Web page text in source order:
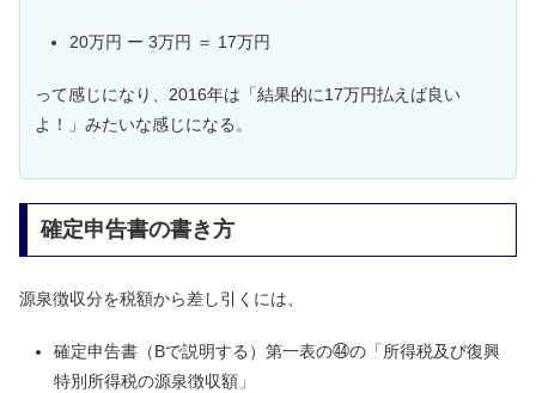
20万円 ー 3万円 ＝ 17万円
って感じになり、2016年は「結果的に17万円払えば良い
よ！」みたいな感じになる。
確定申告書の書き方
源泉徴収分を税額から差し引くには、
確定申告書（Bで説明する）第一表の㊹の「所得税及び復興
特別所得税の源泉徴収額」